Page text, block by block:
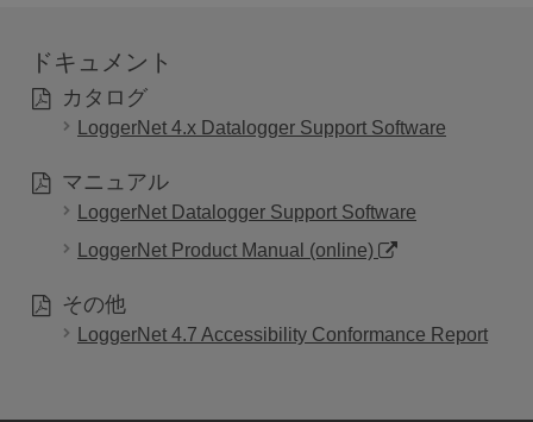
ドキュメント
カタログ
LoggerNet 4.x Datalogger Support Software
マニュアル
LoggerNet Datalogger Support Software
LoggerNet Product Manual (online)
その他
LoggerNet 4.7 Accessibility Conformance Report